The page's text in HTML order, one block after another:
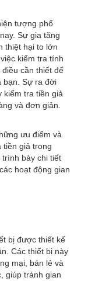
tượng phổ
Sự gia tăng
thiệt hại to lớn
kiểm tra tính
cần thiết để
bạn. Sự ra đời
kiểm tra tiền giả
và đơn giản.
ưu điểm và
tiền giả trong
bày chi tiết
hoạt động gian
bị được thiết kế
Các thiết bị này
mại, bán lẻ và
giúp tránh gian